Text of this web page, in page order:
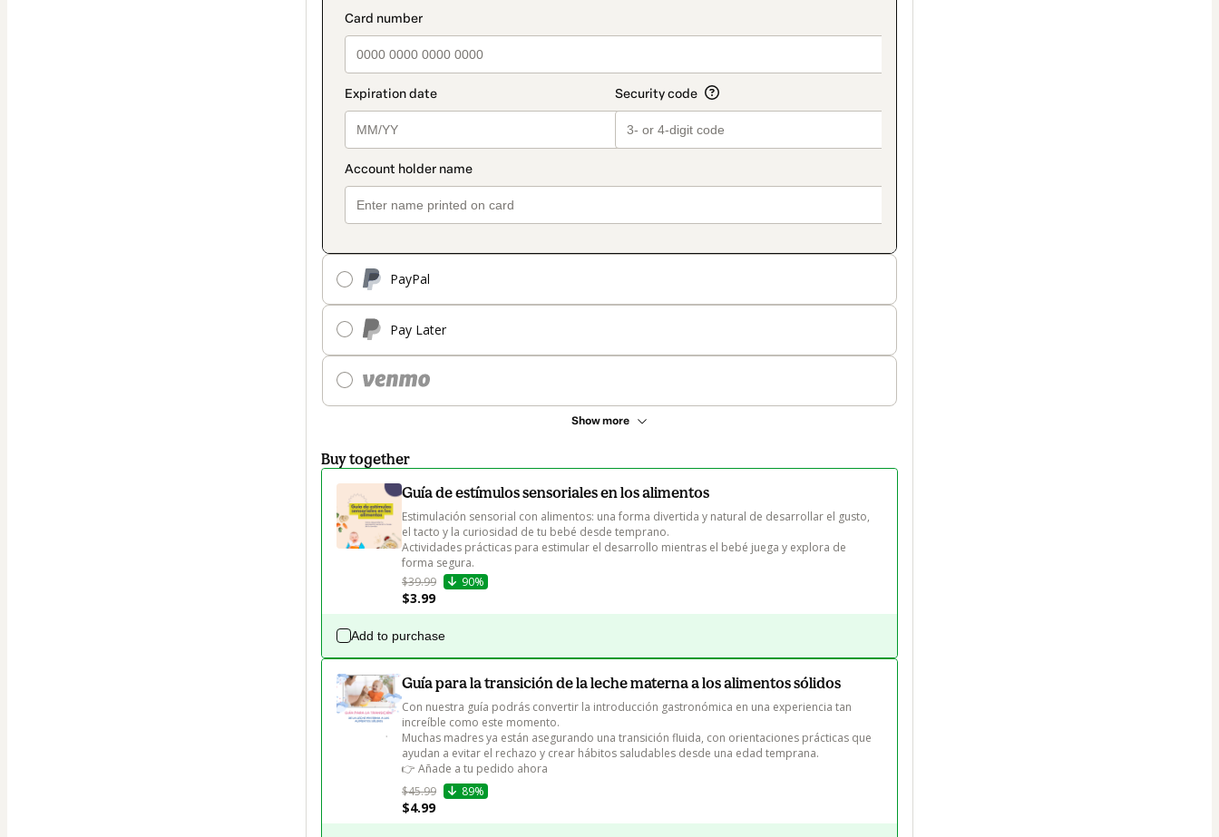
payment_data.section_title_v2
PayPal
Pay Later
Show more
method
Buy together
Guía de estímulos sensoriales en los alimentos
Estimulación sensorial con alimentos: una forma divertida y natural de desarrollar el gusto,
el tacto y la curiosidad de tu bebé desde temprano.
Actividades prácticas para estimular el desarrollo mientras el bebé juega y explora de
forma segura.
$39.99
90%
$3.99
Add to purchase
Guía para la transición de la leche materna a los alimentos sólidos
Con nuestra guía podrás convertir la introducción gastronómica en una experiencia tan
increíble como este momento.
Muchas madres ya están asegurando una transición fluida, con orientaciones prácticas que
ayudan a evitar el rechazo y crear hábitos saludables desde una edad temprana.
👉 Añade a tu pedido ahora
$45.99
89%
$4.99